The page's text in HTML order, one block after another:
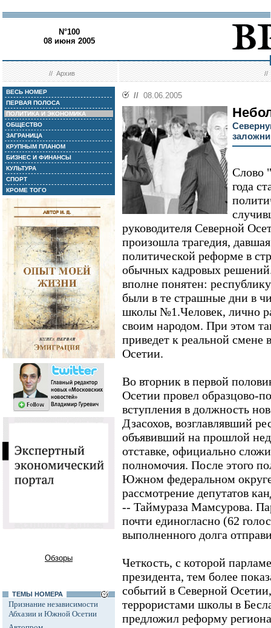
N°100
08 июня 2005
//Архив //
ВЕСЬ НОМЕР
ПЕРВАЯ ПОЛОСА
ПОЛИТИКА И ЭКОНОМИКА
ОБЩЕСТВО
ЗАГРАНИЦА
КРУПНЫМ ПЛАНОМ
БИЗНЕС И ФИНАНСЫ
КУЛЬТУРА
СПОРТ
КРОМЕ ТОГО
Обзоры
ТЕМЫ НОМЕРА
Признание независимости
Абхазии и Южной Осетии
// 08.06.2005
Слово
года
руководителя Северной
произошла трагедия,
политической реформе в
обычных кадровых
вполне понятен:
были в те страшные дни в
школы №1.Человек, лично
своим народом. При этом
приведет к реальной смене
Осетии.
Во вторник в первой
Осетии провел образцово-
вступления в должность
Дзасохов, возглавлявший
объявивший на прошлой
отставке, официально
полномочия. После этого
Южном федеральном
рассмотрение депутатов
-- Таймураза Мамсурова.
почти единогласно (62
выполненного долга
Четкость, с которой
президента, тем более
событий в Северной
террористами школы в
предложил реформу